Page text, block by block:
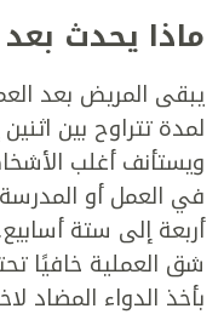
ماذا يحدث بعد
يبقى المريض بعد
لمدة تتراوح بين
ويستأنف أغلب
في العمل أو المدرسة
أربعة إلى ستة
شق العملية خافيًا
بأخذ الدواء المضاد